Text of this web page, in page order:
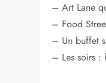
– Art Lane
– Food
– Un buffet
– Les soirs :